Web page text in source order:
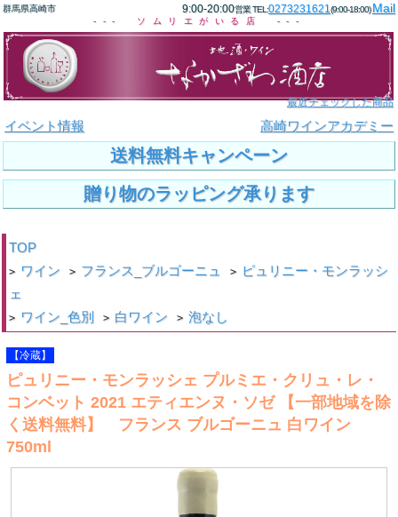
群馬県高崎市 9:00-20:00営業 TEL:0273231621(9:00-18:00)Mail
--- ソムリエがいる店 ---
最近チェックした商品
イベント情報 高崎ワインアカデミー
送料無料キャンペーン
贈り物のラッピング承ります
TOP
> ワイン > フランス_ブルゴーニュ > ピュリニー・モンラッシ
ェ
> ワイン_色別 > 白ワイン > 泡なし
【冷蔵】
ピュリニー・モンラッシェ プルミエ・クリュ・レ・
コンベット 2021 エティエンヌ・ソゼ 【一部地域を除
く送料無料】 フランス ブルゴーニュ 白ワイン
750ml